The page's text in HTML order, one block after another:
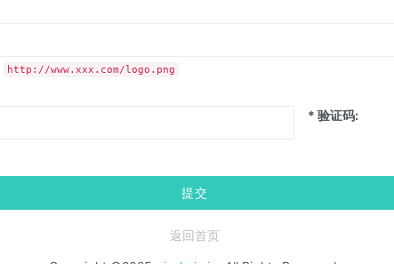
http://www.xxx.com/logo.png
* 验证码:
提交
返回首页